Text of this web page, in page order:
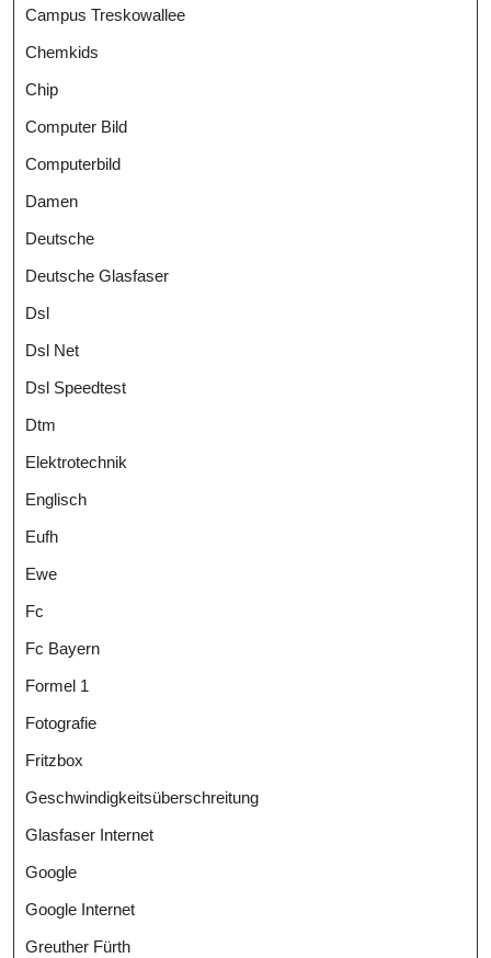
Campus Treskowallee
Chemkids
Chip
Computer Bild
Computerbild
Damen
Deutsche
Deutsche Glasfaser
Dsl
Dsl Net
Dsl Speedtest
Dtm
Elektrotechnik
Englisch
Eufh
Ewe
Fc
Fc Bayern
Formel 1
Fotografie
Fritzbox
Geschwindigkeitsüberschreitung
Glasfaser Internet
Google
Google Internet
Greuther Fürth